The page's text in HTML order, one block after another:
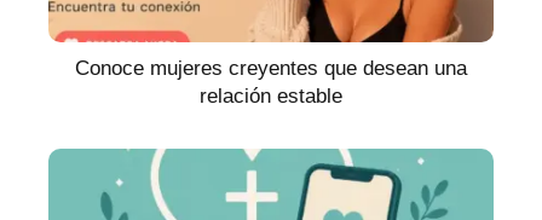
Conoce mujeres creyentes que desean una
relación estable